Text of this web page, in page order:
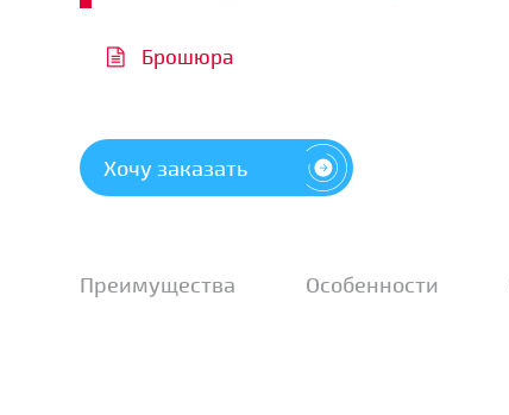
Брошюра
Хочу заказать
Преимущества Особенности